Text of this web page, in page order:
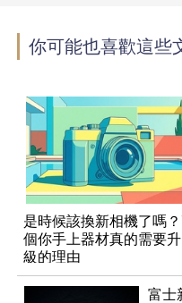
你可能也喜歡這些
是時候該換新相機了嗎
個你手上器材真的需要升
級的理由
富士